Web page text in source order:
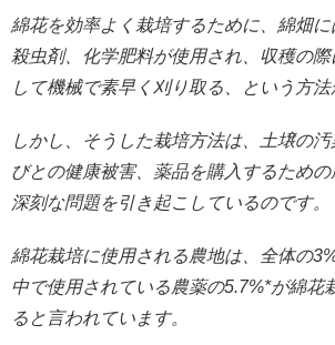
綿花を効率よく栽培するために、綿畑
殺虫剤、化学肥料が使用され、収穫の
して機械で素早く刈り取る、という方法
しかし、そうした栽培方法は、土壌の
びとの健康被害、薬品を購入するための
深刻な問題を引き起こしているのです。
綿花栽培に使用される農地は、全体の
中で使用されている農薬の5.7%*が綿花
ると言われています。